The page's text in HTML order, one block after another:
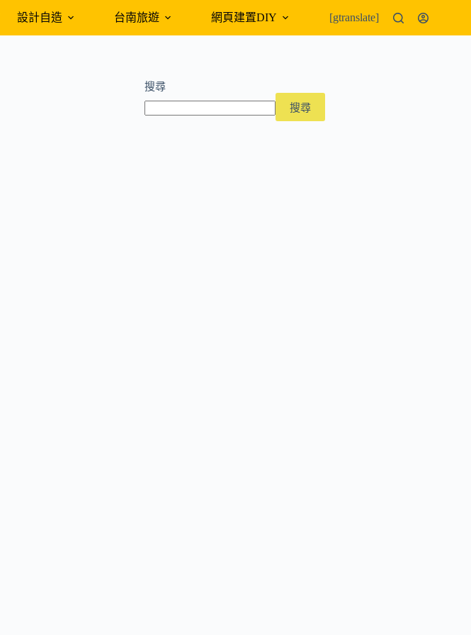
設計自造 台南旅遊 網頁建置DIY 外幣匯率
[gtranslate]
搜尋
搜尋